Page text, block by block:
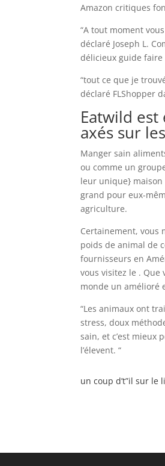
Amazon critiques
“A tout moment
déclaré Joseph L.
délicieux guide faire
“tout ce que je
déclaré FLShopper
Eatwild
axés sur
Manger sain
ou comme un
leur unique} maison
grand pour eux-
agriculture.
Certainement, vous
poids de animal de
fournisseurs en
vous visitez le .
monde un amélioré
“Les animaux ont
stress, doux
sain, et c’est mieux
l’élevent. “
un coup d’t”il sur le